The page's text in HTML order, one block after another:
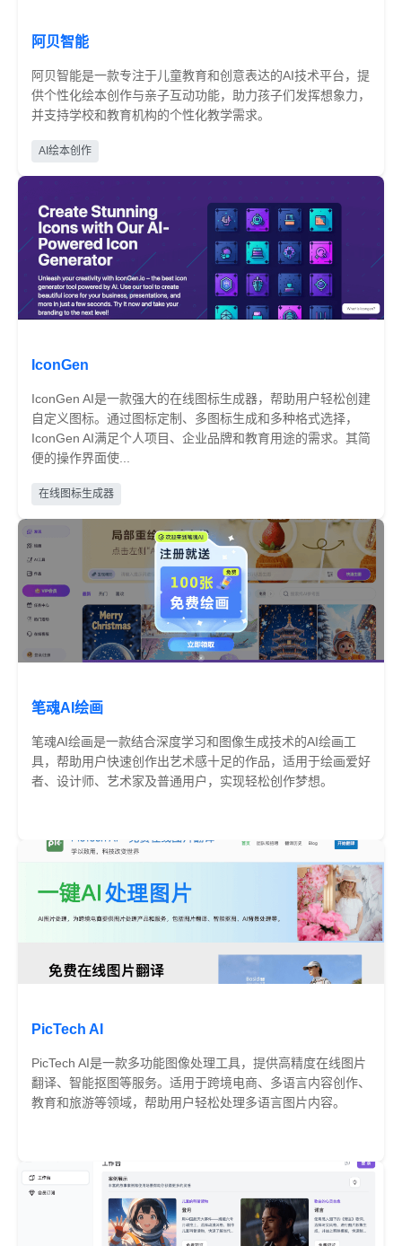
阿贝智能
阿贝智能是一款专注于儿童教育和创意表达的AI技术平台，提
供个性化绘本创作与亲子互动功能，助力孩子们发挥想象力，
并支持学校和教育机构的个性化教学需求。
AI绘本创作
IconGen
IconGen AI是一款强大的在线图标生成器，帮助用户轻松创建
自定义图标。通过图标定制、多图标生成和多种格式选择，
IconGen AI满足个人项目、企业品牌和教育用途的需求。其简
便的操作界面使...
在线图标生成器
笔魂AI绘画
笔魂AI绘画是一款结合深度学习和图像生成技术的AI绘画工
具，帮助用户快速创作出艺术感十足的作品，适用于绘画爱好
者、设计师、艺术家及普通用户，实现轻松创作梦想。
PicTech AI
PicTech AI是一款多功能图像处理工具，提供高精度在线图片
翻译、智能抠图等服务。适用于跨境电商、多语言内容创作、
教育和旅游等领域，帮助用户轻松处理多语言图片内容。